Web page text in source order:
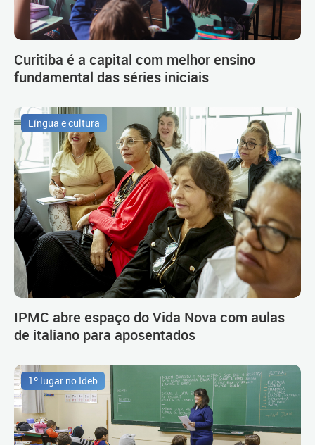
Curitiba é a capital com melhor ensino
fundamental das séries iniciais
Língua e cultura
IPMC abre espaço do Vida Nova com aulas
de italiano para aposentados
1º lugar no Ideb